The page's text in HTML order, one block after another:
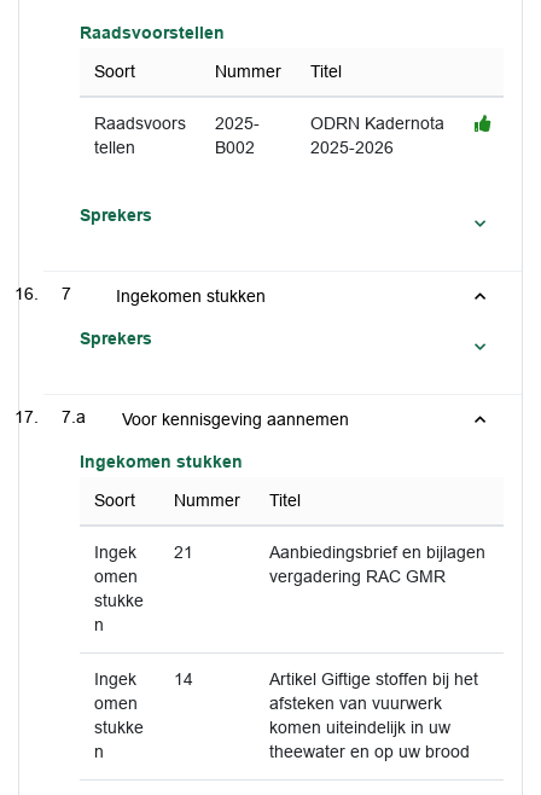
Raadsvoorstellen
Soort
Nummer Titel
Raadsvoors
tellen
2025-
B002
ODRN Kadernota
2025-2026
Sprekers
7 Ingekomen stukken
Sprekers
7.a Voor kennisgeving aannemen
Ingekomen stukken
Soort
Nummer Titel
Ingek
omen
stukke
n
21
Aanbiedingsbrief en bijlagen
vergadering RAC GMR
Ingek
omen
stukke
n
14
Artikel Giftige stoffen bij het
afsteken van vuurwerk
komen uiteindelijk in uw
theewater en op uw brood